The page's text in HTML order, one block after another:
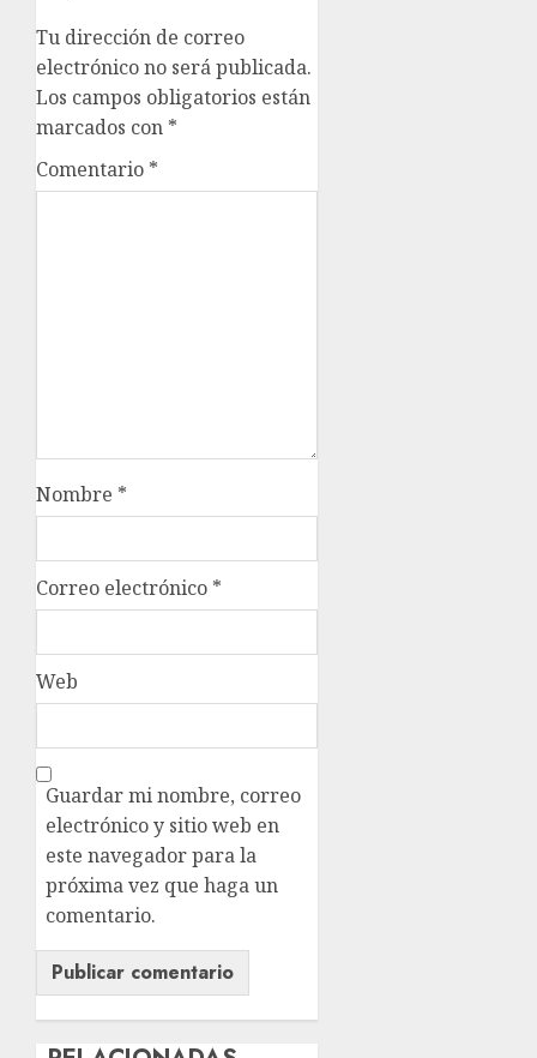
Tu dirección de correo
electrónico no será publicada.
Los campos obligatorios están
marcados con *
Comentario *
Nombre *
Correo electrónico *
Web
Guardar mi nombre, correo
electrónico y sitio web en
este navegador para la
próxima vez que haga un
comentario.